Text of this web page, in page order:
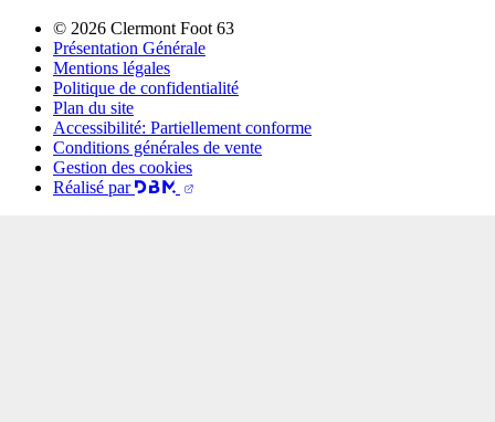
© 2026 Clermont Foot 63
Présentation Générale
Mentions légales
Politique de confidentialité
Plan du site
Accessibilité: Partiellement conforme
Conditions générales de vente
Gestion des cookies
Réalisé par